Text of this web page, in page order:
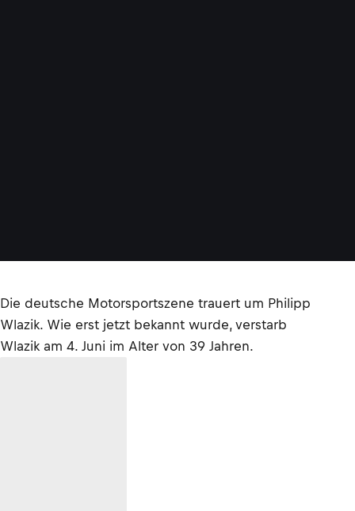
Die deutsche Motorsportszene trauert um Philipp
Wlazik. Wie erst jetzt bekannt wurde, verstarb
Wlazik am 4. Juni im Alter von 39 Jahren.